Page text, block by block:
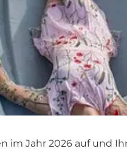
im Jahr 2026 auf und